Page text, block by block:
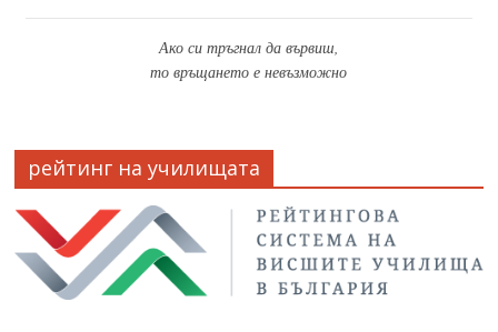
Ако си тръгнал да вървиш,
то връщането е невъзможно
рейтинг на училищата